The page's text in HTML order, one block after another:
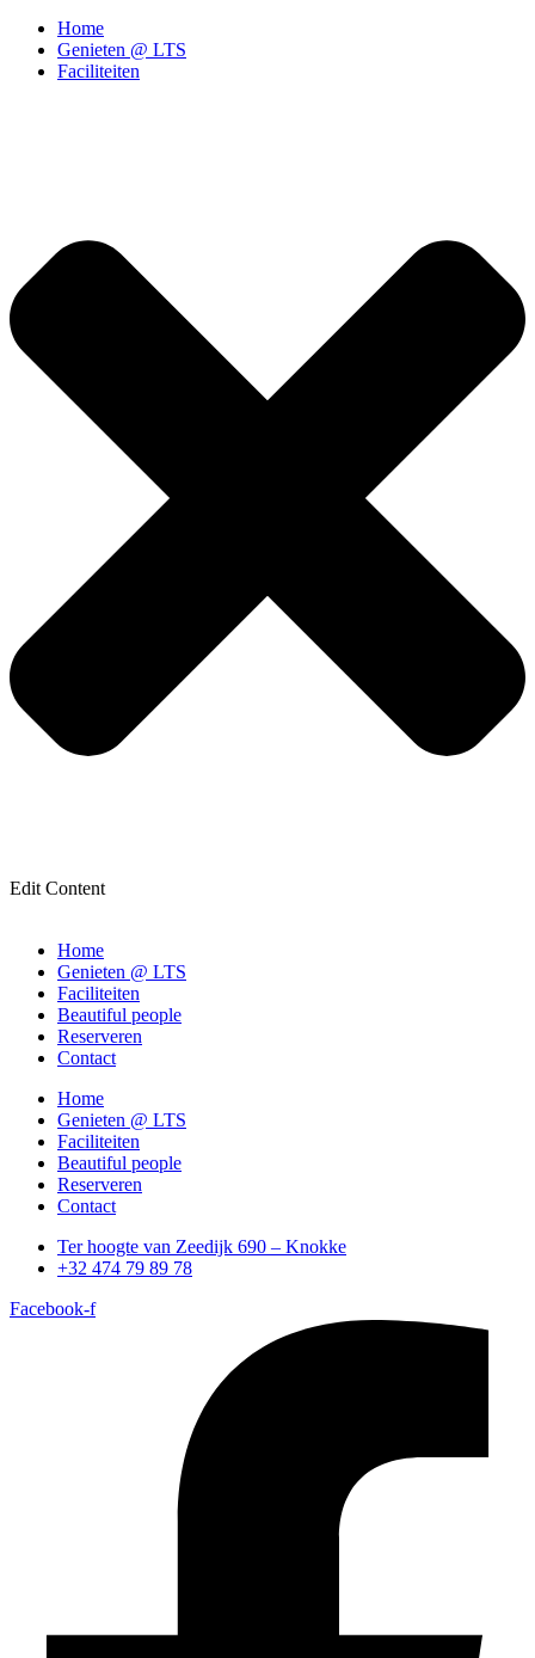
Home
Genieten @ LTS
Faciliteiten
Edit Content
Home
Genieten @ LTS
Faciliteiten
Beautiful people
Reserveren
Contact
Home
Genieten @ LTS
Faciliteiten
Beautiful people
Reserveren
Contact
Ter hoogte van Zeedijk 690 – Knokke
+32 474 79 89 78
Facebook-f